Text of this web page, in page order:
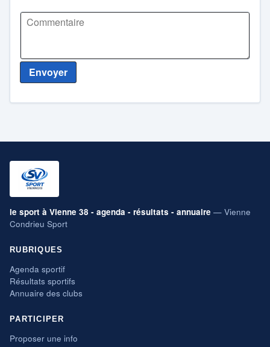
Envoyer
le sport à Vienne 38 - agenda - résultats - annuaire — Vienne
Condrieu Sport
RUBRIQUES
Agenda sportif
Résultats sportifs
Annuaire des clubs
PARTICIPER
Proposer une info